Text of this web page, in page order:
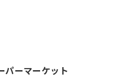
ーマーケット